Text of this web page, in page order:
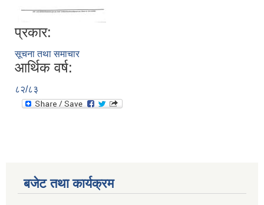
प्रकार:
सूचना तथा समाचार
आर्थिक वर्ष:
८२/८३
बजेट तथा कार्यक्रम